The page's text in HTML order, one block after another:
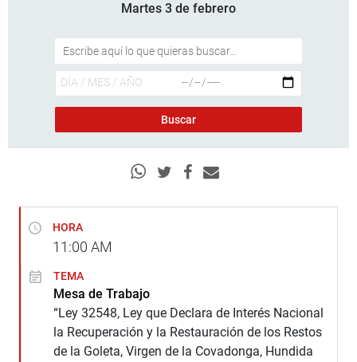
Martes 3 de febrero
HORA
11:00 AM
TEMA
Mesa de Trabajo
“Ley 32548, Ley que Declara de Interés Nacional
la Recuperación y la Restauración de los Restos
de la Goleta, Virgen de la Covadonga, Hundida